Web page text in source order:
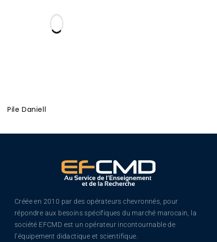
Pile Daniell
Créée en 2010 par des opérateurs chevronnés, pour
répondre aux besoins spécifiques du marché marocain, la
société EFCMD est un opérateur incontournable de
l’équipement didactique et scientifique.